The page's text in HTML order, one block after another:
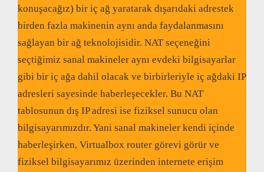
konuşacağız) bir iç ağ yaratarak dışarıdaki adrestek
birden fazla makinenin aynı anda faydalanmasını
sağlayan bir ağ teknolojisidir. NAT seçeneğini
seçtiğimiz sanal makineler aynı evdeki bilgisayarlar
gibi bir iç ağa dahil olacak ve birbirleriyle iç ağdaki IP
adresleri sayesinde haberleşecekler. Bu NAT
tablosunun dış IP adresi ise fiziksel sunucu olan
bilgisayarımızdır. Yani sanal makineler kendi içinde
haberleşirken, Virtualbox router görevi görür ve
fiziksel bilgisayarımız üzerinden internete erişim